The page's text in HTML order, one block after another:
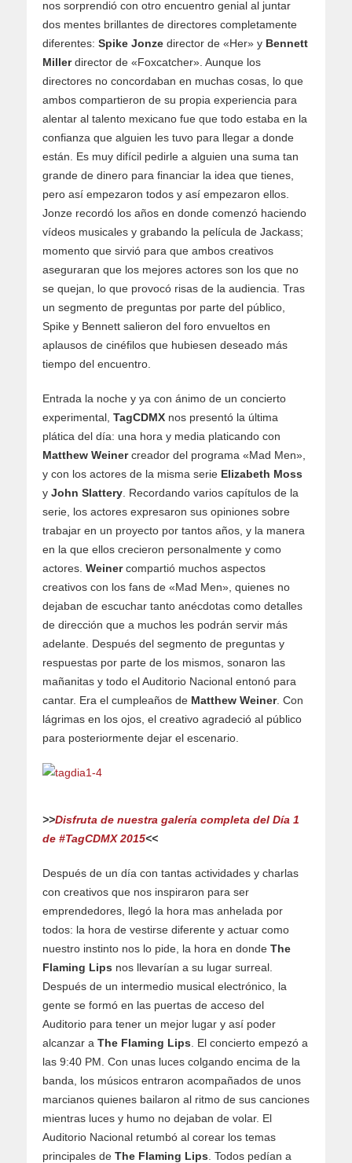
nos sorprendió con otro encuentro genial al juntar
dos mentes brillantes de directores completamente
diferentes: Spike Jonze director de «Her» y Bennett
Millerdirector de «Foxcatcher». Aunque los
directores no concordaban en muchas cosas, lo que
ambos compartieron de su propia experiencia para
alentar al talento mexicano fue que todo estaba en la
confianza que alguien les tuvo para llegar a donde
están. Es muy difícil pedirle a alguien una suma tan
grande de dinero para financiar la idea que tienes,
pero así empezaron todos y así empezaron ellos.
Jonze recordó los años en donde comenzó haciendo
vídeos musicales y grabando la película de Jackass;
momento que sirvió para que ambos creativos
aseguraran que los mejores actores son los que no
se quejan, lo que provocó risas de la audiencia. Tras
un segmento de preguntas por parte del público,
Spike y Bennett salieron del foro envueltos en
aplausos de cinéfilos que hubiesen deseado más
tiempo del encuentro.
Entrada la noche y ya con ánimo de un concierto
experimental, TagCDMX nos presentó la última
plática del día: una hora y media platicando con
Matthew Weinercreador del programa «Mad Men»,
y con los actores de la misma serie Elizabeth Moss
y John Slattery . Recordando varios capítulos de la
serie, los actores expresaron sus opiniones sobre
trabajar en un proyecto por tantos años, y la manera
en la que ellos crecieron personalmente y como
actores. Weinercompartió muchos aspectos
creativos con los fans de «Mad Men», quienes no
dejaban de escuchar tanto anécdotas como detalles
de dirección que a muchos les podrán servir más
adelante. Después del segmento de preguntas y
respuestas por parte de los mismos, sonaron las
mañanitas y todo el Auditorio Nacional entonó para
cantar. Era el cumpleaños de Matthew Weiner. Con
lágrimas en los ojos, el creativo agradeció al público
para posteriormente dejar el escenario.
>>Disfruta de nuestra galería completa del Día 1
de #TagCDMX 2015<<
Después de un día con tantas actividades y charlas
con creativos que nos inspiraron para ser
emprendedores, llegó la hora mas anhelada por
todos: la hora de vestirse diferente y actuar como
nuestro instinto nos lo pide, la hora en donde The
Flaming Lips nos llevarían a su lugar surreal.
Después de un intermedio musical electrónico, la
gente se formó en las puertas de acceso del
Auditorio para tener un mejor lugar y así poder
alcanzar a The Flaming Lips . El concierto empezó a
las 9:40 PM. Con unas luces colgando encima de la
banda, los músicos entraron acompañados de unos
marcianos quienes bailaron al ritmo de sus canciones
mientras luces y humo no dejaban de volar. El
Auditorio Nacional retumbó al corear los temas
principales de The Flaming Lips . Todos pedían a